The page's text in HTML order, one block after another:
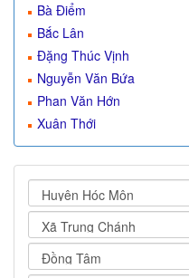
Bà Điểm
Bắc Lân
Đặng Thúc Vịnh
Nguyễn Văn Bứa
Phan Văn Hớn
Xuân Thới